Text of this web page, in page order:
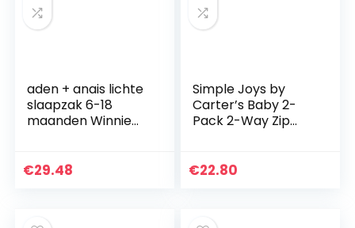
aden + anais lichte
slaapzak 6-18
maanden Winnie
€29.48
Simple Joys by
Carter’s Baby 2-
Pack 2-Way Zip
uniseks-baby
€22.80